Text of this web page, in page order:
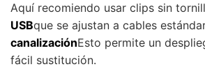
Aquí recomiendo usar clips sin
USBque se ajustan a cables
canalizaciónEsto permite un
fácil sustitución.